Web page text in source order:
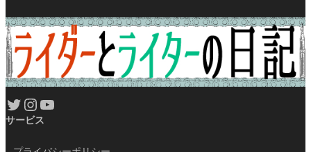
Twitter Instagram YouTube
サービス